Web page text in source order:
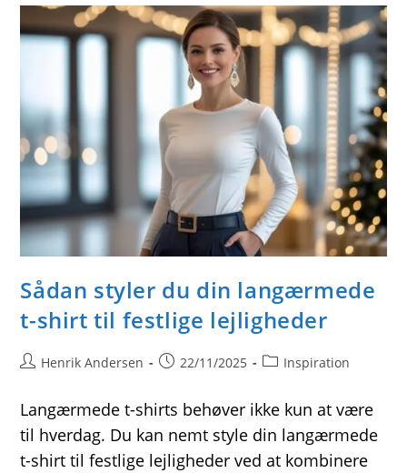
Shirt
Med
Smykkesæt
Til
Enhver
Lejlighed
Sådan styler du din langærmede
t-shirt til festlige lejligheder
PostHenrik Andersen
Post22/11/2025
PostInspiration
Langærmede t-shirts behøver ikke kun at være
til hverdag. Du kan nemt style din langærmede
t-shirt til festlige lejligheder ved at kombinere